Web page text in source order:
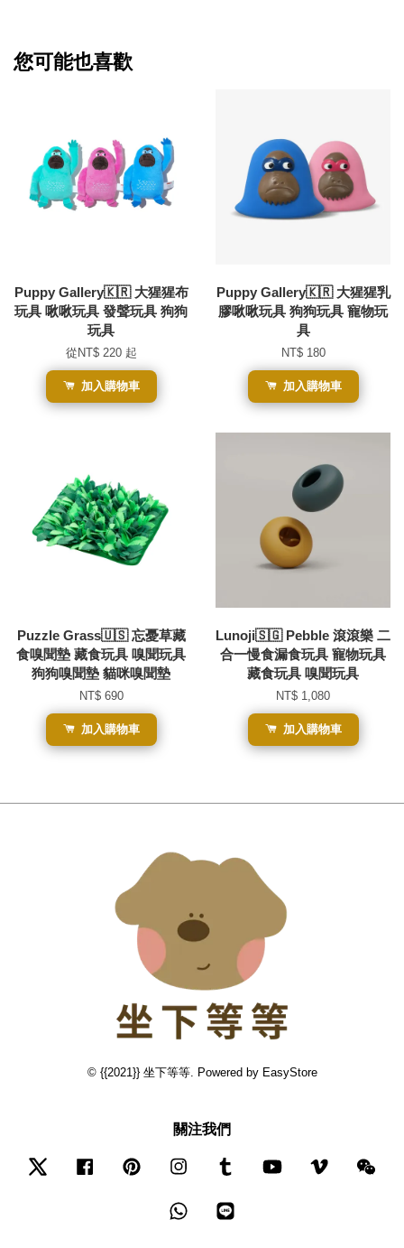
您可能也喜歡
Puppy Gallery🇰🇷 大猩猩布
玩具 啾啾玩具 發聲玩具 狗狗
玩具
從 NT$ 220 起
加入購物車
Puppy Gallery🇰🇷 大猩猩乳
膠啾啾玩具 狗狗玩具 寵物玩
具
NT$ 180
加入購物車
Puzzle Grass🇺🇸 忘憂草藏
食嗅聞墊 藏食玩具 嗅聞玩具
狗狗嗅聞墊 貓咪嗅聞墊
NT$ 690
加入購物車
Lunoji🇸🇬 Pebble 滾滾樂 二
合一慢食漏食玩具 寵物玩具
藏食玩具 嗅聞玩具
NT$ 1,080
加入購物車
© {{2021}} 坐下等等. Powered by EasyStore
關注我們
Twitter Facebook Pinterest Instagram Tumblr YouTube Vimeo
Whatsapp